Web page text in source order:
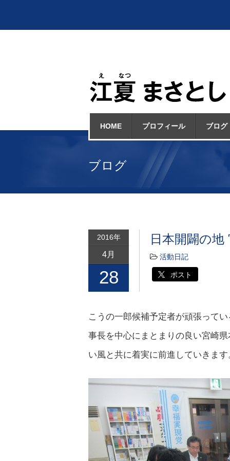
HOME プロフィール ブログ
ブログ
2016年
4月
28
日本開闢の地
活動日記
ポスト
こうの一郎候補予定者が頑張って
事長を中心にまとまりの良い宮崎
い風と共に着実に前進していきます